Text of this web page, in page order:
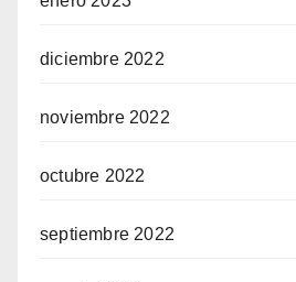
diciembre 2022
noviembre 2022
octubre 2022
septiembre 2022